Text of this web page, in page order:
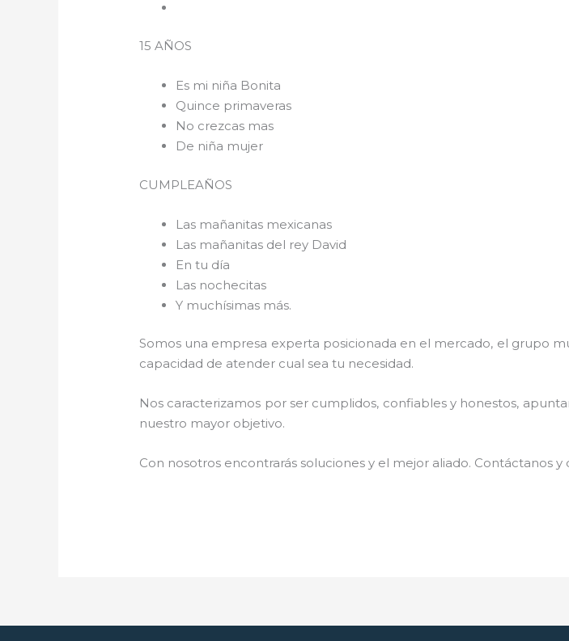
15 AÑOS
Es mi niña Bonita
Quince primaveras
No crezcas mas
De niña mujer
CUMPLEAÑOS
Las mañanitas mexicanas
Las mañanitas del rey David
En tu día
Las nochecitas
Y muchísimas más.
Somos una empresa experta posicionada en el mercado, el grupo
capacidad de atender cual sea tu necesidad.
Nos caracterizamos por ser cumplidos, confiables y honestos,
nuestro mayor objetivo.
Con nosotros encontrarás soluciones y el mejor aliado. Contáctanos y